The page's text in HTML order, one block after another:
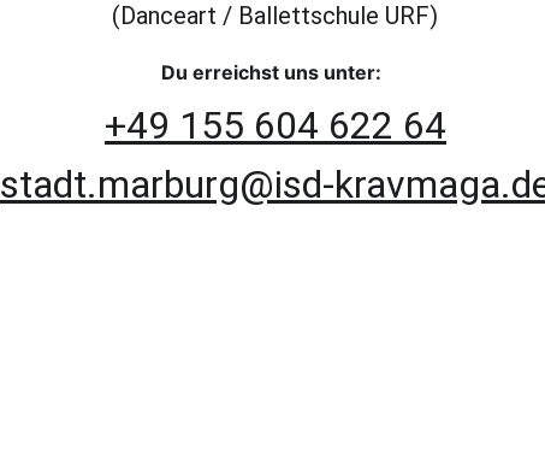
(Danceart / Ballettschule URF)
Du erreichst uns unter:
+49 155 604 622 64
stadt.marburg@isd-